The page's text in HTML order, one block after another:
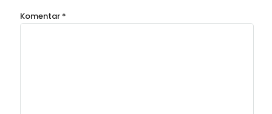
Komentar *